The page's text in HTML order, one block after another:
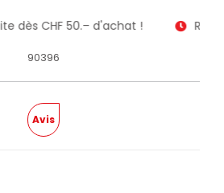
dès CHF 50.– d'achat !
90396
Avis